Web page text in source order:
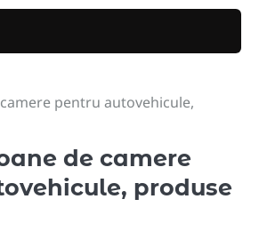
pentru autovehicule,
de camere
produse